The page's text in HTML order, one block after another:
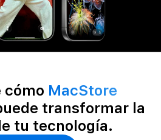
cómo MacStore
transformar la
tu tecnología.